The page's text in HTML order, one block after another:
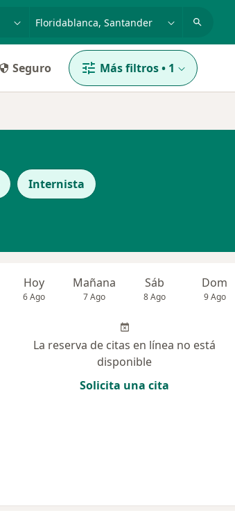
Seguro Más filtros• 1
Internista
Hoy
6 Ago
Mañana
7 Ago
Sáb
8 Ago
Dom
9 Ago
La reserva de citas en línea no está
disponible
Solicita una cita